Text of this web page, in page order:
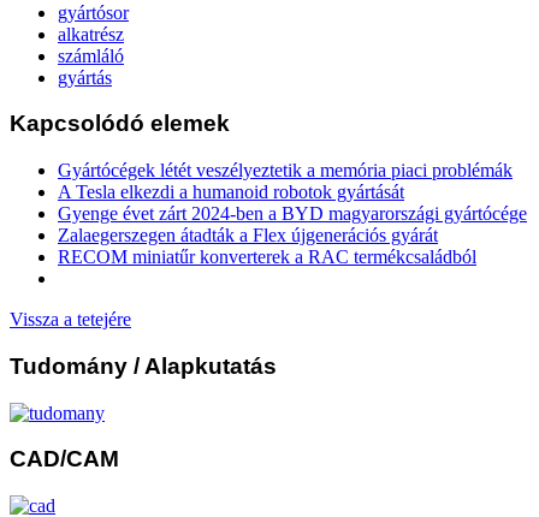
gyártósor
alkatrész
számláló
gyártás
Kapcsolódó elemek
Gyártócégek létét veszélyeztetik a memória piaci problémák
A Tesla elkezdi a humanoid robotok gyártását
Gyenge évet zárt 2024-ben a BYD magyarországi gyártócége
Zalaegerszegen átadták a Flex újgenerációs gyárát
RECOM miniatűr konverterek a RAC termékcsaládból
Vissza a tetejére
Tudomány / Alapkutatás
CAD/CAM